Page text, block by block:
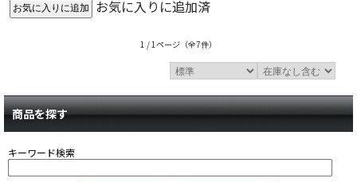
お気に入りに追加済
1 / 1ページ （全7件）
商品を探す
キーワード検索